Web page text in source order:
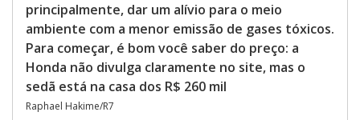
principalmente, dar um alívio para o meio
ambiente com a menor emissão de gases tóxicos.
Para começar, é bom você saber do preço: a
Honda não divulga claramente no site, mas o
sedã está na casa dos R$ 260 mil
Raphael Hakime/R7